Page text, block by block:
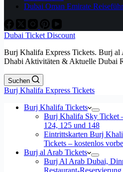
Dubai Oman Emirate
Dubai Ticket Discount
Burj Khalifa Express Tickets. Burj
Dhabi Aktivitäten & Aktuelle Dubai
Suchen
Burj Khalifa Express Tickets
Burj Khalifa Tickets
Burj Khalifa Sky Ticket
124, 125 und 148
Eintrittskarten Burj
Tickets – kostenlos
Burj al Arab Tickets
Burj Al Arab Dubai,
Restaurant-